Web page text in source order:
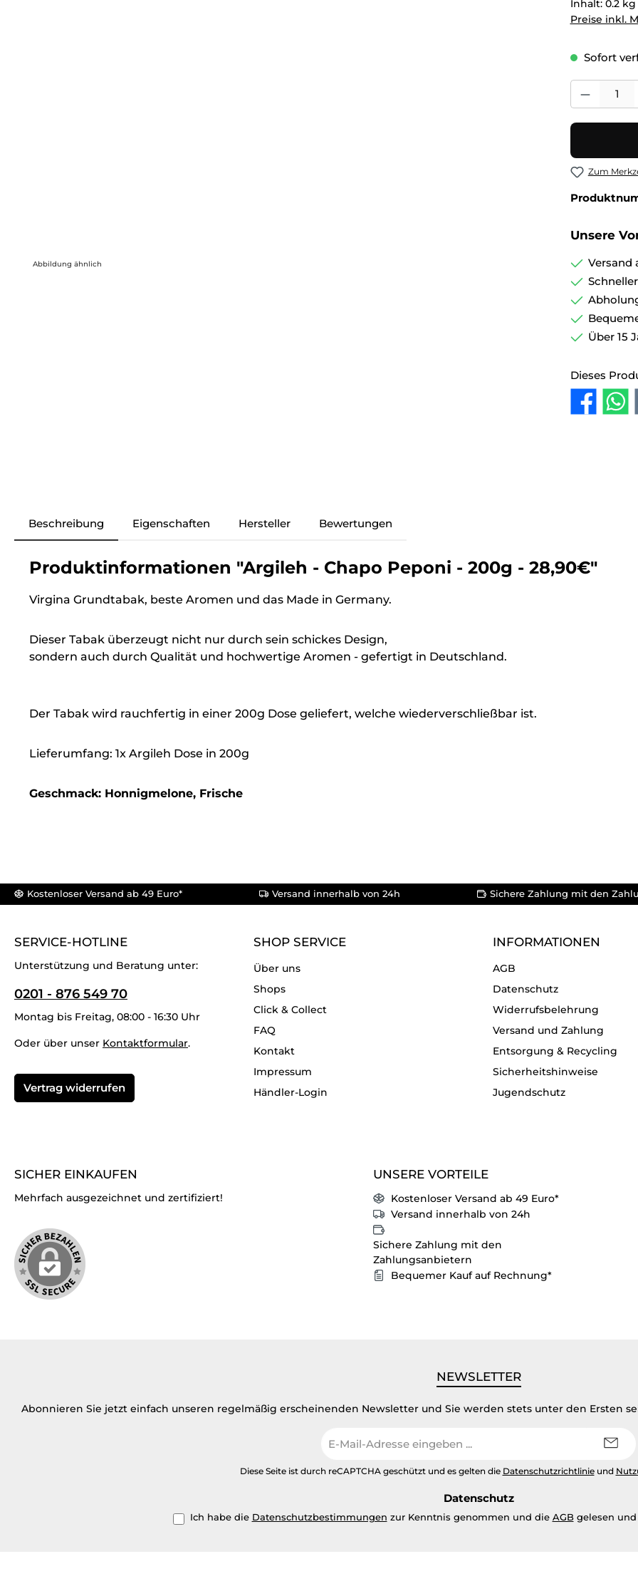
Abbildung ähnlich
Inhalt: 0.2 kg
Preise inkl.
Sofort
Produkt
Zum
Unsere
Versand
Über 15
Dieses
Beschreibung Eigenschaften Hersteller Bewertungen
Produktinformationen "Argileh - Chapo Peponi - 200g - 28,90€"
Virgina Grundtabak, beste Aromen und das Made in Germany.
Dieser Tabak überzeugt nicht nur durch sein schickes Design,
sondern auch durch Qualität und hochwertige Aromen - gefertigt in Deutschland.
Der Tabak wird rauchfertig in einer 200g Dose geliefert, welche wiederverschließbar ist.
Lieferumfang: 1x Argileh Dose in 200g
Geschmack: Honnigmelone, Frische
Kostenloser Versand ab 49 Euro* Versand innerhalb von 24h Sichere Zahlung mit den
SERVICE-HOTLINE
Unterstützung und Beratung unter:
0201 - 876 549 70
Montag bis Freitag, 08:00 - 16:30 Uhr
Oder über unser Kontaktformular.
Vertrag widerrufen
SHOP SERVICE
Über uns
Shops
Click & Collect
FAQ
Kontakt
Impressum
Händler-Login
INFORMATIONEN
AGB
Datenschutz
Widerrufsbelehrung
Versand und Zahlung
Entsorgung & Recycling
Sicherheitshinweise
Jugendschutz
SICHER EINKAUFEN
Mehrfach ausgezeichnet und zertifiziert!
UNSERE VORTEILE
Kostenloser Versand ab 49 Euro*
Versand innerhalb von 24h
Sichere Zahlung mit den
Zahlungsanbietern
Bequemer Kauf auf Rechnung*
NEWSLETTER
Abonnieren Sie jetzt einfach unseren regelmäßig erscheinenden Newsletter und Sie werden stets unter den Ersten
Mail-
Diese Seite ist durch reCAPTCHA geschützt und es gelten die Datenschutzrichtlinieund
Datenschutz
Ich habe die Datenschutzbestimmungen zur Kenntnis genommen und die AGBgelesen und